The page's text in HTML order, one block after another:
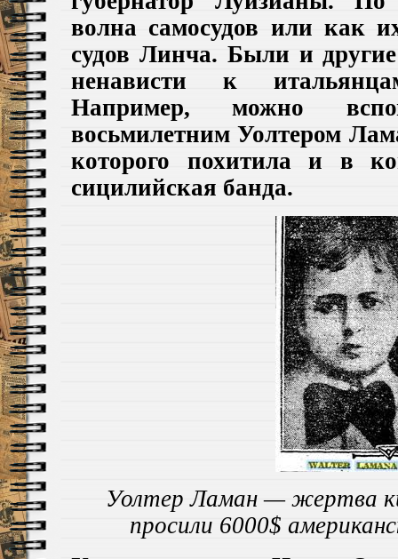
волна самосудов или как
судов Линча. Были и
ненависти к
Например, можно
восьмилетним Уолтером
которого похитила и в
сицилийская банда.
Уолтер Ламан — жертва
просили 6000$